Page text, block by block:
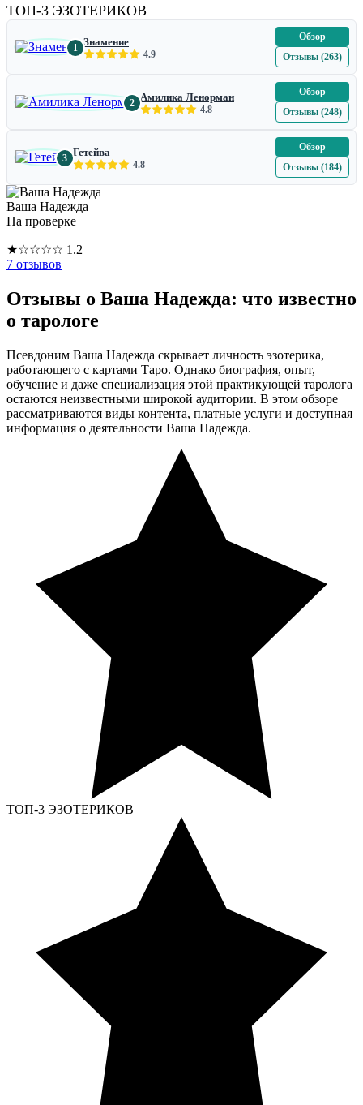
ТОП-3 ЭЗОТЕРИКОВ
1 Знамение
4.9
Обзор
Отзывы (263)
2 Амилика Ленорман
4.8
Обзор
Отзывы (248)
3 Гетейва
4.8
Обзор
Отзывы (184)
Ваша Надежда
На проверке
★☆☆☆☆ 1.2
7 отзывов
Отзывы о Ваша Надежда: что известно
о тарологе
Псевдоним Ваша Надежда скрывает личность эзотерика,
работающего с картами Таро. Однако биография, опыт,
обучение и даже специализация этой практикующей таролога
остаются неизвестными широкой аудитории. В этом обзоре
рассматриваются виды контента, платные услуги и доступная
информация о деятельности Ваша Надежда.
ТОП-3 ЭЗОТЕРИКОВ